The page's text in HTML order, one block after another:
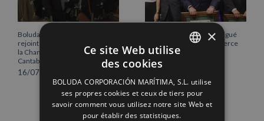
Boluda Corporación Marítima
rejoint l’Assemblée plénière de
la Chambre de commerce de
Cantabrie
16/07/2026
Vicente Boluda Fos distingué
par la Chambre de commerce
de Séville.
12/06/2026
ENGLISH
FRENCH
×
Ce site Web utilise
des cookies
BOLUDA CORPORACIÓN MARÍTIMA, S.L. utilise
ses propres cookies et ceux de tiers pour
savoir comment vous utilisez notre site Web et
pour établir des statistiques.